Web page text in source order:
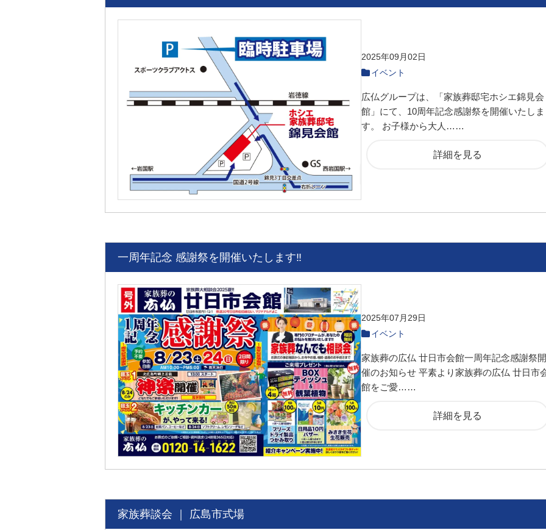
2025年09月02日
イベント
広仏グループは、「家族葬邸宅ホシエ錦見会
館」にて、10周年記念感謝祭を開催いたしま
す。 お子様から大人……
詳細を見る
一周年記念 感謝祭を開催いたします‼
2025年07月29日
イベント
家族葬の広仏 廿日市会館一周年記念感謝祭開
催のお知らせ 平素より家族葬の広仏 廿日市
館をご愛……
詳細を見る
家族葬談会 ｜ 広島市式場